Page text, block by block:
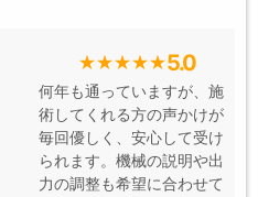
5.0
何年も通っていますが、施
術してくれる方の声かけが
毎回優しく、安心して受け
られます。機械の説明や出
力の調整も希望に合わせて